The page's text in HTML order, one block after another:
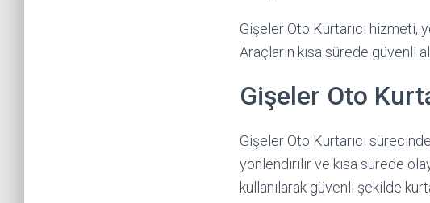
Gişeler Oto Kurtarıcı hizmeti,
Araçların kısa sürede güvenli
Gişeler Oto
Gişeler Oto Kurtarıcı
yönlendirilir ve kısa sürede
kullanılarak güvenli şekilde